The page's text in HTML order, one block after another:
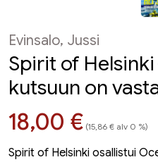
Evinsalo, Jussi
Spirit of
kutsuun on
Hinta nyt
18,00 € (15,86 € alv 0 %)
Spirit of Helsinki osallistui